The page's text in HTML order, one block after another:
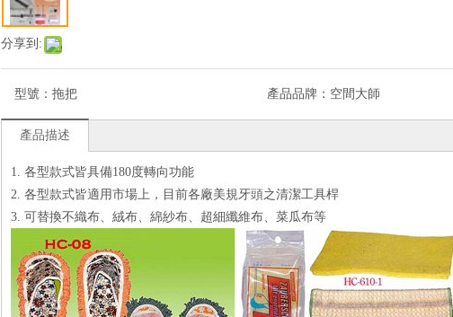
分享到:
型號： 拖把 產品品牌： 空間大師
產品描述
1. 各型款式皆具備180度轉向功能
2. 各型款式皆適用市場上，目前各廠美規牙頭之清潔工具桿
3. 可替換不織布、絨布、綿紗布、超細纖維布、菜瓜布等